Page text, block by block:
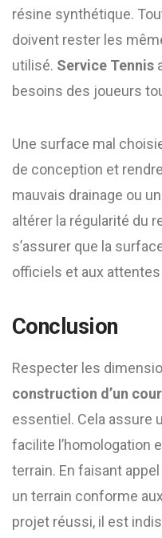
résine synthétique.
doivent rester les
utilisé. Service Tennis
besoins des joueurs
Une surface mal
de conception et
mauvais drainage ou
altérer la régularité du
s’assurer que la
officiels et aux
Conclusion
Respecter les
construction d’un
essentiel. Cela assure
facilite l’homologation
terrain. En faisant appel
un terrain conforme
projet réussi, il est